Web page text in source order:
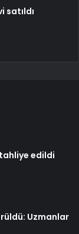
satıldı
edildi
Uzmanlar